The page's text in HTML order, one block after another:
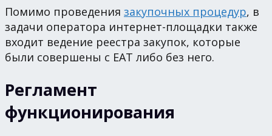
Помимо проведения закупочных процедур, в
задачи оператора интернет-площадки также
входит ведение реестра закупок, которые
были совершены с ЕАТ либо без него.
Регламент
функционирования